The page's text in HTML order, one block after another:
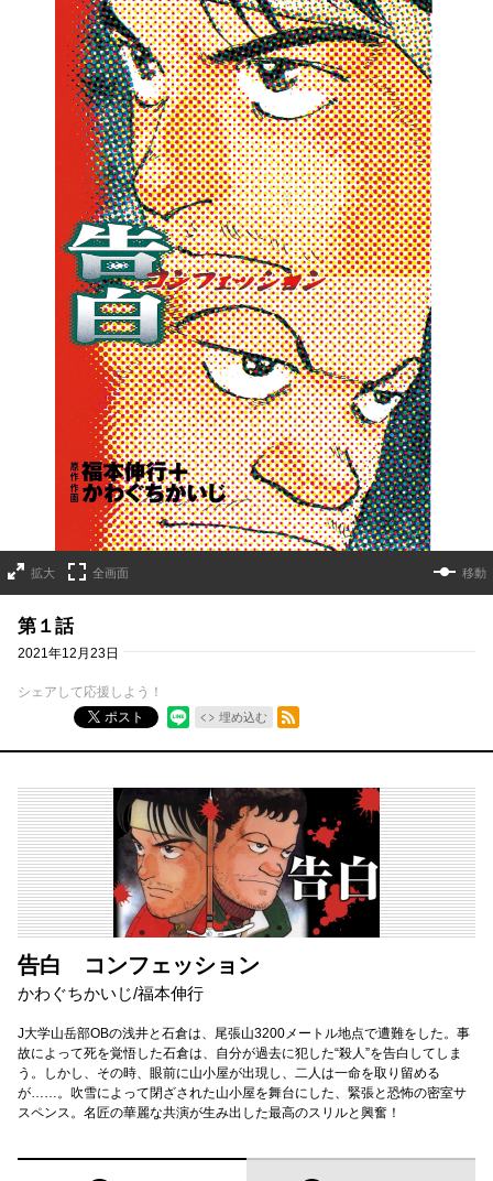
拡大 全画面 移動
第１話
2021年12月23日
シェアして応援しよう！
ポスト
埋め込む
RSSフィード
告白 コンフェッション
かわぐちかいじ/福本伸行
J大学山岳部OBの浅井と石倉は、尾張山3200メートル地点で遭難をした。事
故によって死を覚悟した石倉は、自分が過去に犯した“殺人”を告白してしま
う。しかし、その時、眼前に山小屋が出現し、二人は一命を取り留める
が……。吹雪によって閉ざされた山小屋を舞台にした、緊張と恐怖の密室サ
スペンス。名匠の華麗な共演が生み出した最高のスリルと興奮！